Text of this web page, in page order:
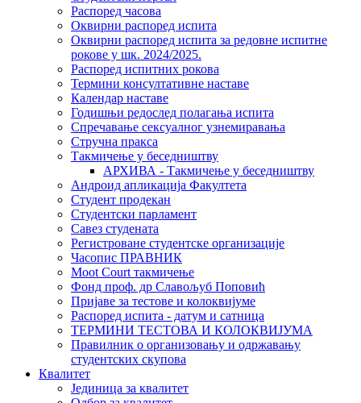
Распоред часова
Оквирни распоред испита
Оквирни распоред испита за редовне испитне
рокове у шк. 2024/2025.
Распоред испитних рокова
Термини консултативне наставе
Календар наставе
Годишњи редослед полагања испита
Спречавање сексуалног узнемиравања
Стручна пракса
Такмичење у беседништву
АРХИВА - Такмичење у беседништву
Андроид апликација Факултета
Студент продекан
Студентски парламент
Савез студената
Регистроване студентске организације
Часопис ПРАВНИК
Moot Court такмичење
Фонд проф. др Славољуб Поповић
Пријаве за тестове и колоквијуме
Распоред испита - датум и сатница
ТЕРМИНИ ТЕСТОВА И КОЛОКВИЈУМА
Правилник о организовању и одржавању
студентских скупова
Квалитет
Јединица за квалитет